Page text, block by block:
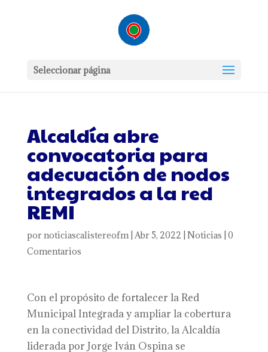
Seleccionar página
Alcaldía abre
convocatoria para
adecuación de nodos
integrados a la red
REMI
por noticiascalistereofm| Abr 5, 2022 Noticias 0
Comentarios
Con el propósito de fortalecer la Red
Municipal Integrada y ampliar la cobertura
en la conectividad del Distrito, la Alcaldía
liderada por Jorge Iván Ospina se